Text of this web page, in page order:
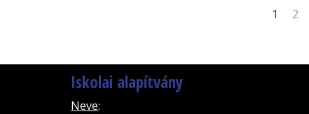
1 2
Iskolai alapítvány
Neve: